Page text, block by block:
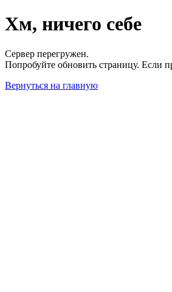
Хм, ничего себе
Сервер перегружен.
Попробуйте обновить страницу. Если
Вернуться на главную